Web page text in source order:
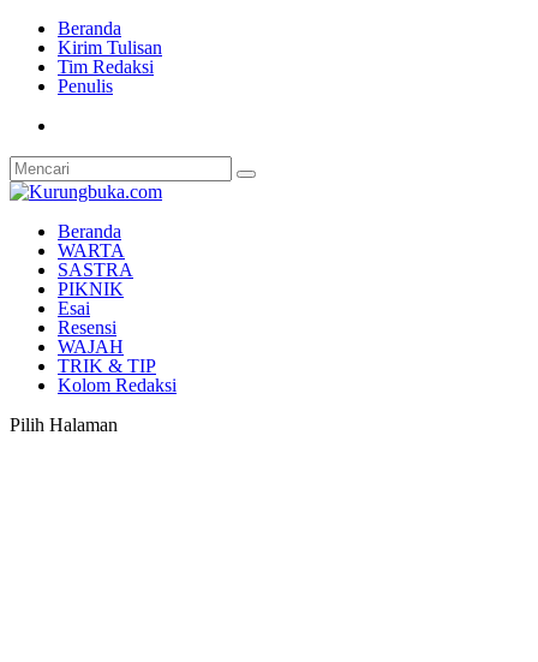
Beranda
Kirim Tulisan
Tim Redaksi
Penulis
Beranda
WARTA
SASTRA
PIKNIK
Esai
Resensi
WAJAH
TRIK & TIP
Kolom Redaksi
Pilih Halaman